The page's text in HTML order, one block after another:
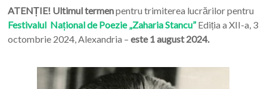
ATENȚIE! Ultimul termenpentru trimiterea lucrărilor pentru
Festivalul Național de Poezie „Zaharia Stancu”Ediția a XII-a, 3
octombrie 2024, Alexandria – este 1 august 2024.